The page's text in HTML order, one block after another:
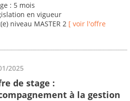
: 5 mois
en vigueur
niveau MASTER 2 [ voir l'offre
2025
de stage :
à la gestion